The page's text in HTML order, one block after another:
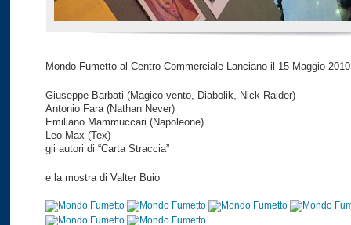
Mondo Fumetto al Centro Commerciale Lanciano il 15 Maggio
Giuseppe Barbati (Magico vento, Diabolik, Nick Raider)
Antonio Fara (Nathan Never)
Emiliano Mammuccari (Napoleone)
Leo Max (Tex)
gli autori di “Carta Straccia”
e la mostra di Valter Buio